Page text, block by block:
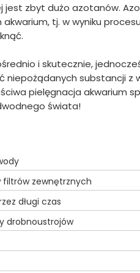
jest zbyt dużo azotanów.
tj. w wyniku
i skutecznie,
niepożądanych substancji z
pielęgnacja akwarium
świata!
filtrów zewnętrznych
długi czas
drobnoustrojów